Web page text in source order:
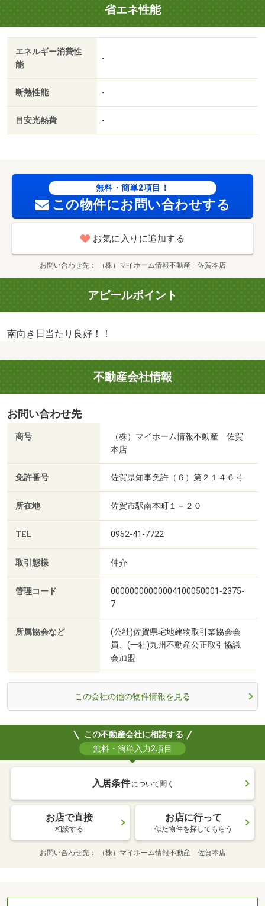
省エネ性能
エネルギー消費性
能
-
断熱性能 -
目安光熱費 -
無料・簡単2項目！
この物件にお問い合わせする
お気に入りに追加する
お問い合わせ先 （株）マイホーム情報不動産 佐賀本店
アピールポイント
南向き日当たり良好！！
不動産会社情報
お問い合わせ先
商号
（株）マイホーム情報不動産 佐賀
本店
免許番号 佐賀県知事免許（６）第２１４６号
所在地 佐賀市駅南本町１－２０
TEL 0952-41-7722
取引態様 仲介
管理コード
00000000000004100050001-2375-
7
所属協会など
(公社)佐賀県宅地建物取引業協会会
員、(一社)九州不動産公正取引協議
会加盟
この会社の他の物件情報を見る
この不動産会社に相談する
無料・簡単入力2項目
入居条件 について聞く
お店で直接
相談する
お店に行って
似た物件を探してもらう
お問い合わせ先 （株）マイホーム情報不動産 佐賀本店